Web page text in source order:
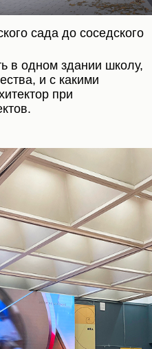
сада до соседского
в одном здании школу,
и с какими
при